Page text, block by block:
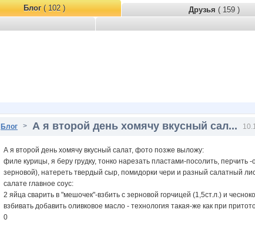
Блог( 102 ) Друзья ( 159 )
Блог > А я второй день хомячу вкусный сал...
А я второй день хомячу вкусный салат, фото позже выложу:
филе курицы, я беру грудку, тонко нарезать пластами-посолить,
зерновой), натереть твердый сыр, помидорки чери и разный салатный
салате главное соус:
2 яйца сварить в "мешочек"-взбить с зерновой горчицей (1,5ст.л.) и
взбивать добавить оливковое масло - технология такая-же как при
0